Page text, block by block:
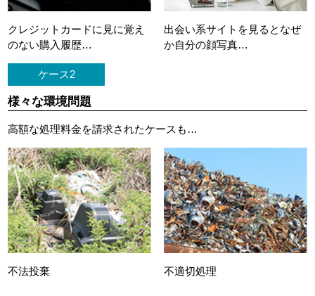
クレジットカードに 見に覚え
のない購入履歴…
出会い系サイトを見ると なぜ
か自分の顔写真…
ケース2
様々な環境問題
高額な処理料金を請求されたケースも…
不法投棄 不適切処理